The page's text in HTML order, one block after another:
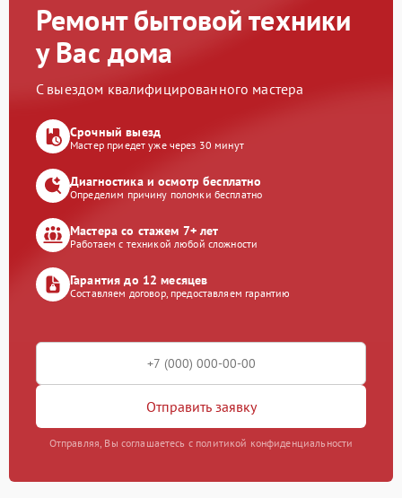
Ремонт бытовой техники
у Вас дома
С выездом квалифицированного мастера
Срочный выезд
Мастер приедет уже через 30 минут
Диагностика и осмотр бесплатно
Определим причину поломки бесплатно
Мастера со стажем 7+ лет
Работаем с техникой любой сложности
Гарантия до 12 месяцев
Составляем договор, предоставляем гарантию
Отправить заявку
Отправляя, Вы соглашаетесь с политикой конфиденциальности